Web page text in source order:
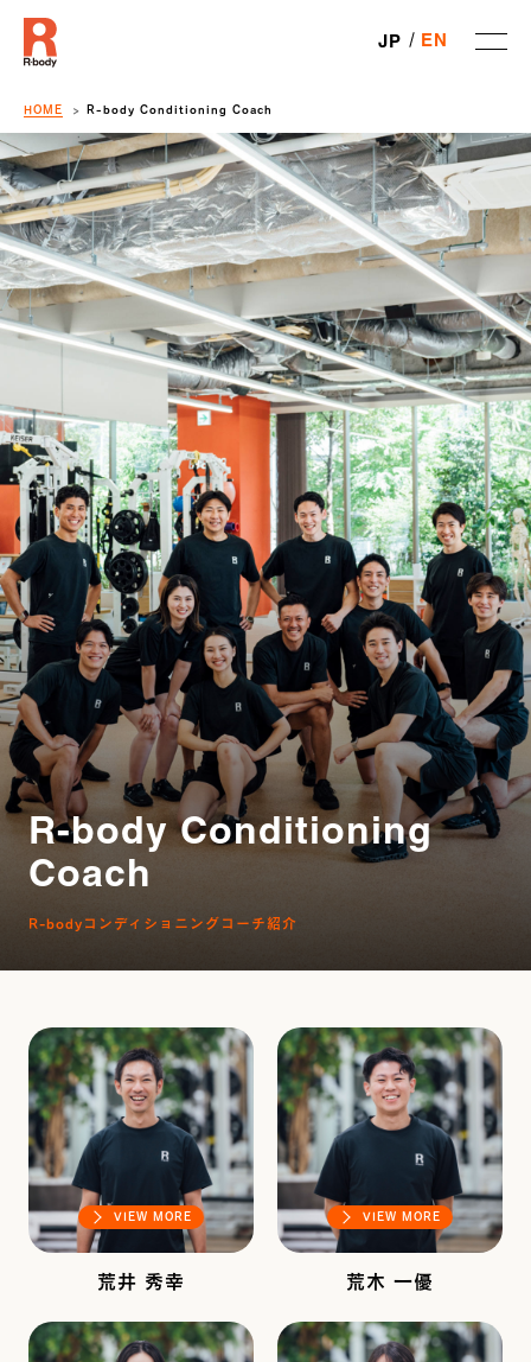
JP EN
HOME R-body Conditioning Coach
R-body Conditioning
Coach
R-bodyコンディショニングコーチ紹介
VIEW MORE
荒井 秀幸
VIEW MORE
荒木 一優